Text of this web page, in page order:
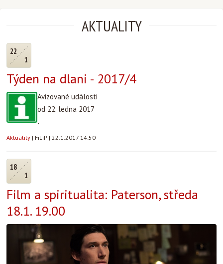
AKTUALITY
22
1
Týden na dlani - 2017/4
Avizované události
od 22. ledna 2017
.
Aktuality | FiLiP | 22.1.2017 14:50
18
1
Film a spiritualita: Paterson, středa
18.1. 19.00